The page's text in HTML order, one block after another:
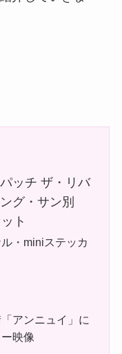
ッチ ザ・リバ
グ・サン別
ト
・miniステッカ
アンニュイ」に
映像